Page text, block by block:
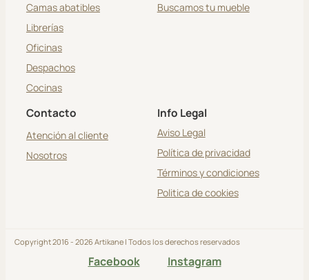
Camas abatibles
Librerías
Oficinas
Despachos
Cocinas
Buscamos tu mueble
Contacto
Atención al cliente
Nosotros
Info Legal
Aviso Legal
Política de privacidad
Términos y condiciones
Politica de cookies
Copyright 2016 - 2026 Artikane | Todos los derechos reservados
Facebook Instagram